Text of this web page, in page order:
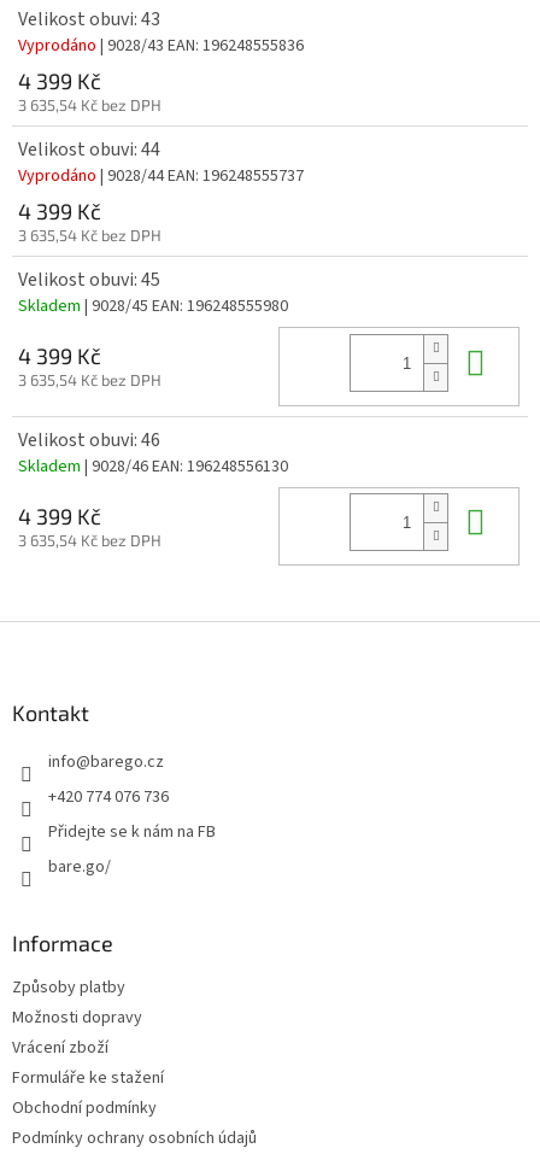
Velikost obuvi: 43
Vyprodáno | 9028/43 EAN: 196248555836
4 399 Kč
3 635,54 Kč bez DPH
Velikost obuvi: 44
Vyprodáno | 9028/44EAN: 196248555737
4 399 Kč
3 635,54 Kč bez DPH
Velikost obuvi: 45
Skladem | 9028/45 EAN: 196248555980
4 399 Kč
3 635,54 Kč bez DPH
Velikost obuvi: 46
Skladem | 9028/46EAN: 196248556130
4 399 Kč
3 635,54 Kč bez DPH
Kontakt
info@barego.cz
+420 774 076 736
Přidejte se k nám na FB
bare.go/
Informace
Způsoby platby
Možnosti dopravy
Vrácení zboží
Formuláře ke stažení
Obchodní podmínky
Podmínky ochrany osobních údajů